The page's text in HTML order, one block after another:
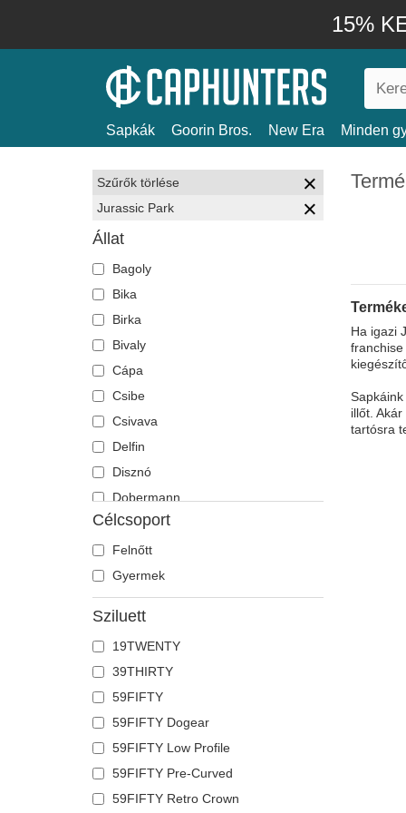
15%
Sapkák Goorin Bros. New Era Minden
Szűrők törlése
Jurassic Park
Állat
Bagoly
Bika
Birka
Bivaly
Cápa
Csibe
Csivava
Delfin
Disznó
Dobermann
Egér
Egyszarvú
Farkas
Flamingó
Fóka
Főnix
Francia bulldog
Galamb
Gepárd
Gyík
Hangya
Holló
Célcsoport
Felnőtt
Gyermek
Sziluett
19TWENTY
39THIRTY
59FIFTY
59FIFTY Dogear
59FIFTY Low Profile
59FIFTY Pre-Curved
59FIFTY Retro Crown
Ha igazi
illőt.
tartósra